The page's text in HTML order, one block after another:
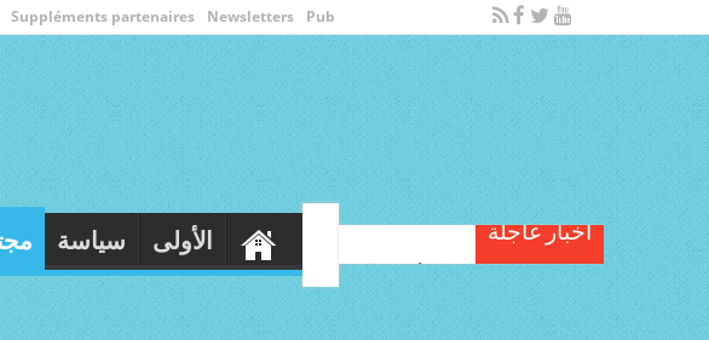
Suppléments partenaires Newsletters Pub
أخبار عاجلة
بوسيتش مدربا جديدا للأهلي السعودي
الأولى سياسة